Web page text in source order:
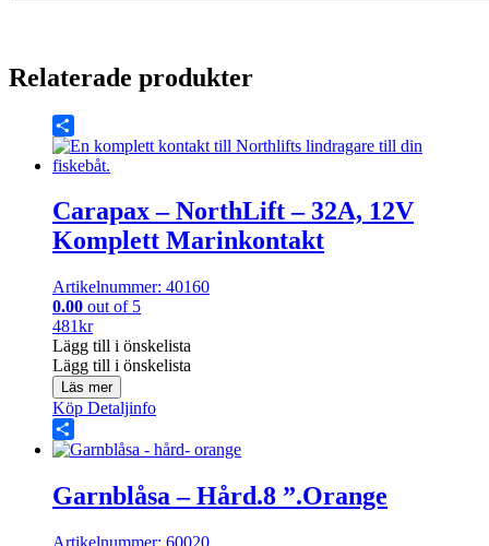
Relaterade produkter
Share
Carapax – NorthLift – 32A, 12V
Komplett Marinkontakt
Artikelnummer: 40160
0.00 out of 5
481kr
Lägg till i önskelista
Lägg till i önskelista
Läs mer
Köp Detaljinfo
Share
Garnblåsa – Hård.8 ”.Orange